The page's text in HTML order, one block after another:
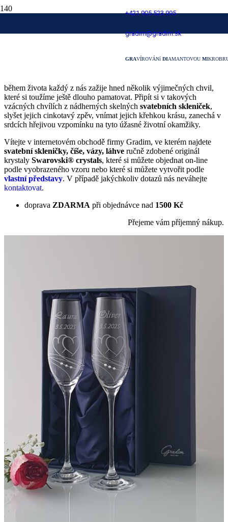
+421 905 523 995
gradim@gradim.sk
GRAVÍROVÁNí DIAMANTOVOU M
Svatební skleničky
během života každý z nás zažije hned několik výjimečných chvil,
které si toužíme ještě dlouho pamatovat. Připít si v takových
vzácných chvílích z nádherných skelných svatebních skleniček,
slyšet jejich cinkotavý zpěv, vnímat jejich křehkou krásu, zanechá v
srdcích hřejivou vzpomínku na tyto úžasné životní okamžiky.
Vítejte v internetovém obchodě firmy Gradim, ve kterém najdete
svatební skleničky, číše, vázy, láhve ručně zdobené originál
krystaly Swarovski® crystals, které si můžete objednat on-line
podle vyobrazeného vzoru nebo které si můžete vytvořit podle
vlastní představy. V případě jakýchkoliv dotazů nás neváhejte
kontaktovat.
doprava ZDARMA při objednávce nad 1500 Kč
Přejeme vám příjemný nákup.